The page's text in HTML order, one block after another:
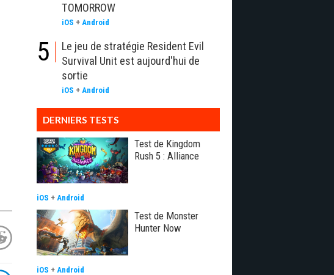
TOMORROW
iOS + Android
5
Le jeu de stratégie Resident Evil
Survival Unit est aujourd'hui de
sortie
iOS + Android
DERNIERS TESTS
Test de Kingdom
Rush 5 : Alliance
iOS + Android
Test de Monster
Hunter Now
iOS + Android